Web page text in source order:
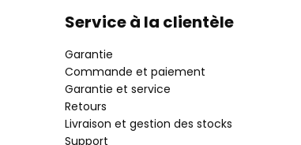
Service à la clientèle
Garantie
Commande et paiement
Garantie et service
Retours
Livraison et gestion des stocks
Support